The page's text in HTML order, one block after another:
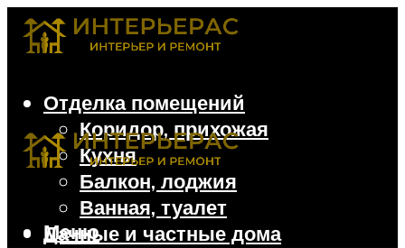
Отделка помещений
Коридор, прихожая
Кухня
Балкон, лоджия
Ванная, туалет
Дачные и частные дома
Меню